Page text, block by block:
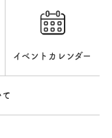
イベントカレンダー
て